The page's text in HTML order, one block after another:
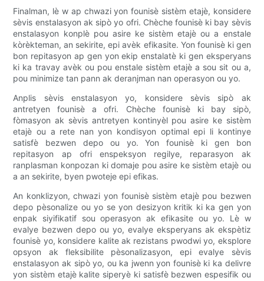
Finalman, lè w ap chwazi yon founisè sistèm etajè, konsidere
sèvis enstalasyon ak sipò yo ofri. Chèche founisè ki bay sèvis
enstalasyon konplè pou asire ke sistèm etajè ou a enstale
kòrèkteman, an sekirite, epi avèk efikasite. Yon founisè ki gen
bon repitasyon ap gen yon ekip enstalatè ki gen eksperyans
ki ka travay avèk ou pou enstale sistèm etajè a sou sit ou a,
pou minimize tan pann ak deranjman nan operasyon ou yo.
Anplis sèvis enstalasyon yo, konsidere sèvis sipò ak
antretyen founisè a ofri. Chèche founisè ki bay sipò,
fòmasyon ak sèvis antretyen kontinyèl pou asire ke sistèm
etajè ou a rete nan yon kondisyon optimal epi li kontinye
satisfè bezwen depo ou yo. Yon founisè ki gen bon
repitasyon ap ofri enspeksyon regilye, reparasyon ak
ranplasman konpozan ki domaje pou asire ke sistèm etajè ou
a an sekirite, byen pwoteje epi efikas.
An konklizyon, chwazi yon founisè sistèm etajè pou bezwen
depo pèsonalize ou yo se yon desizyon kritik ki ka gen yon
enpak siyifikatif sou operasyon ak efikasite ou yo. Lè w
evalye bezwen depo ou yo, evalye eksperyans ak ekspètiz
founisè yo, konsidere kalite ak rezistans pwodwi yo, eksplore
opsyon ak fleksibilite pèsonalizasyon, epi evalye sèvis
enstalasyon ak sipò yo, ou ka jwenn yon founisè ki ka delivre
yon sistèm etajè kalite siperyè ki satisfè bezwen espesifik ou